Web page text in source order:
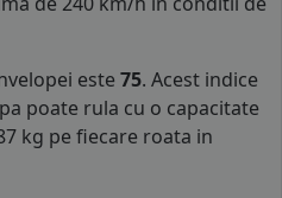
este 75. Acest indice
poate rula cu o capacitate
kg pe fiecare roata in